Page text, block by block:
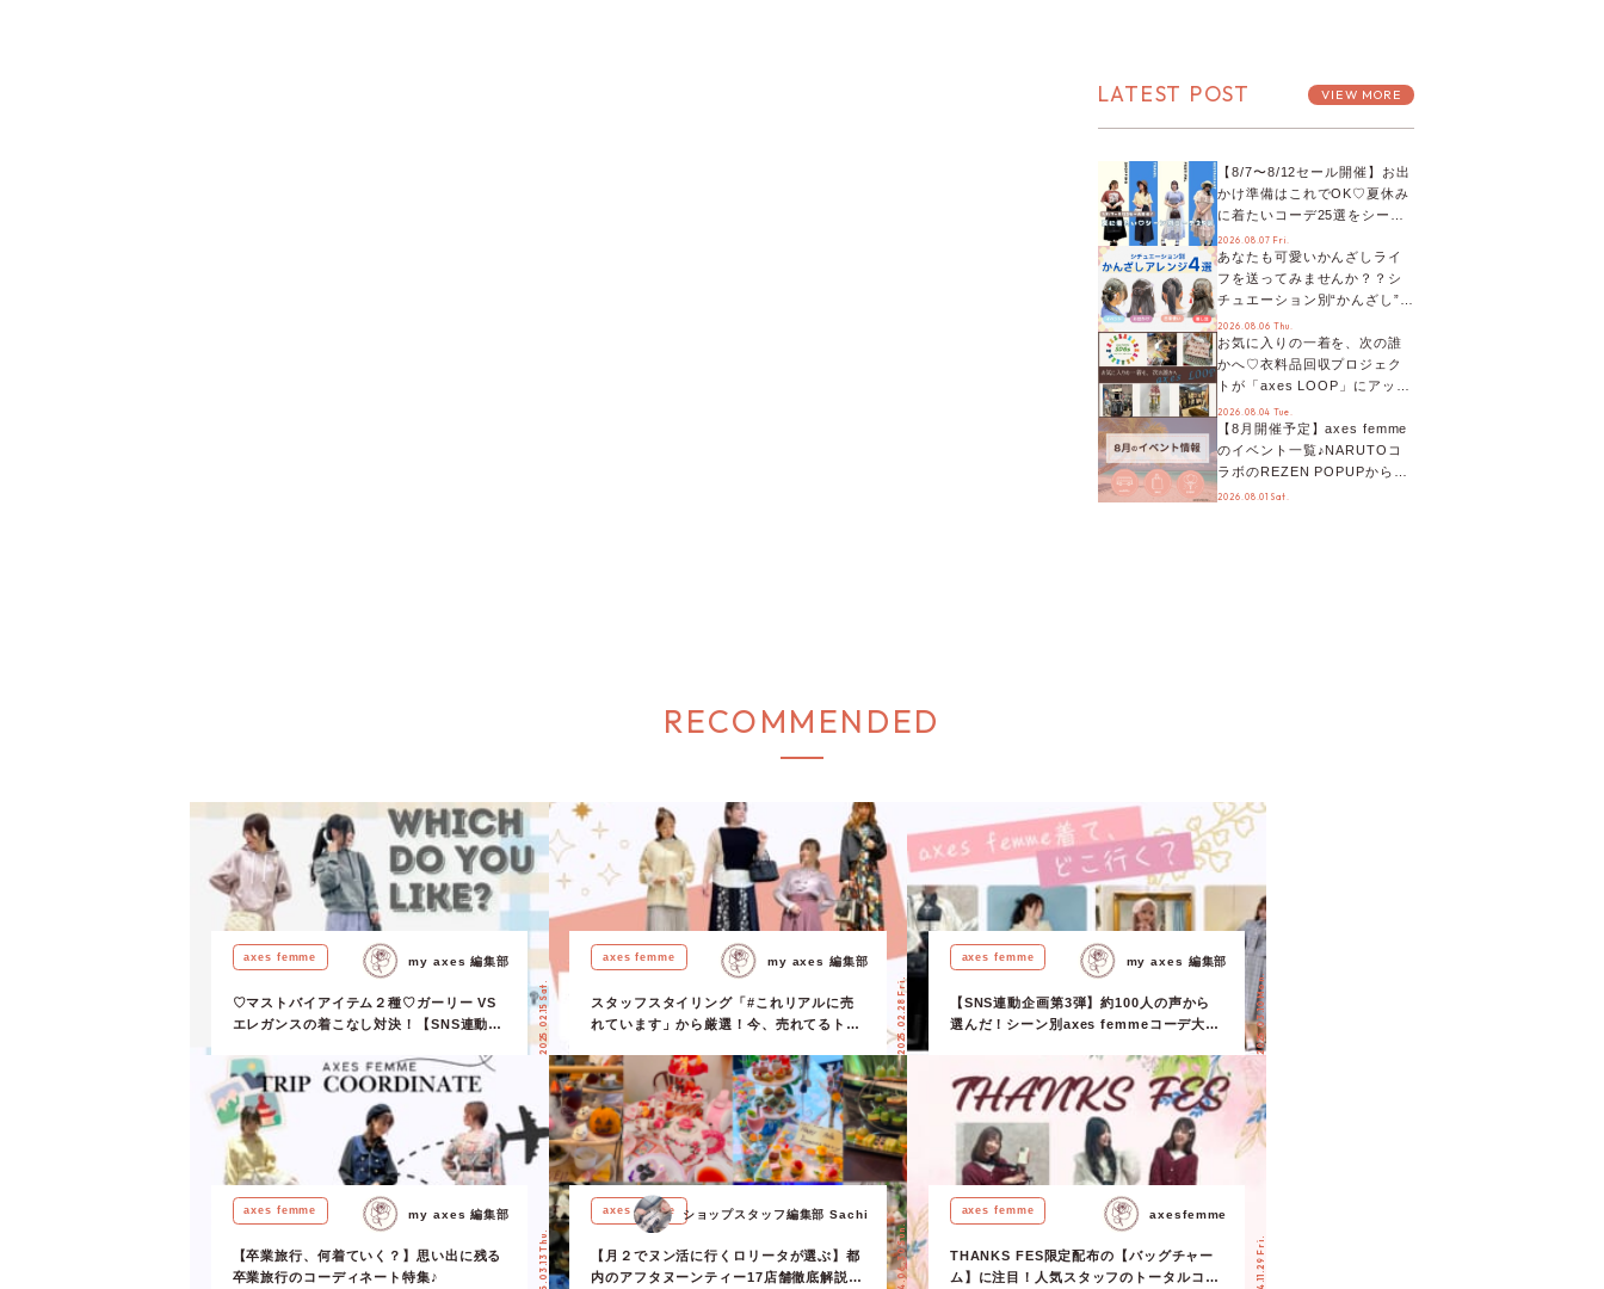
RECOMMENDED
axes femme
♡マストバイアイテム２種♡ガーリー VS
エレガンスの着こなし対決！【SNS連動企
2025.02.15 Sat.
my axes 編集部 axes femme
スタッフスタイリング「#これリアルに売
れています」から厳選！今、売れてるトレ
2025.02.28 Fri.
my axes 編集部 axes femme
【SNS連動企画第3弾】約100人の声から
選んだ！シーン別axes femmeコーデ大公
2025.03.10 Mon.
my axes 編集部
axes femme
【卒業旅行、何着ていく？】思い出に残る
卒業旅行のコーディネート特集♪
2025.03.13 Thu.
my axes 編集部 axes femme
【月２でヌン活に行くロリータが選ぶ】都
内のアフタヌーンティー17店舗徹底解説！
2024.06.30 Sun.
ショップスタッフ編集部 Sachi axes femme
THANKS FES限定配布の【バッグチャー
ム】に注目！人気スタッフのトータルコー
2024.11.29 Fri.
axesfemme
LATEST POST VIEW MORE
【8/7〜8/12セール開催】お出
かけ準備はこれでOK♡夏休み
に着たいコーデ25選をシーン
別に徹底解説！
2026.08.07 Fri.
あなたも可愛いかんざしライ
フを送ってみませんか？？シ
チュエーション別“かんざし”の
オススメ【ショップスタッフ
編集部】
2026.08.06 Thu.
お気に入りの一着を、次の誰
かへ♡衣料品回収プロジェク
トが「axes LOOP」にアップ
デート！活用するとポイント
が手に入る◎
2026.08.04 Tue.
【8月開催予定】axes femme
のイベント一覧♪NARUTOコ
ラボのREZEN POPUPから、
プチYour Stage.、ティーパー
2026.08.01 Sat.